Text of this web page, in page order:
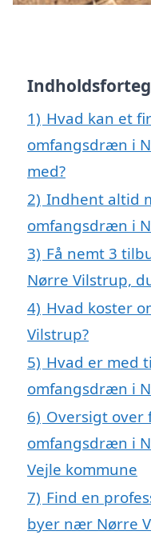
1) Hvad kan et
omfangsdræn i
med?
2) Indhent altid
omfangsdræn i
3) Få nemt 3
Nørre Vilstrup,
4) Hvad koster
Vilstrup?
5) Hvad er med
omfangsdræn i
6) Oversigt over
omfangsdræn i
Vejle kommune
7) Find en
byer nær Nørre